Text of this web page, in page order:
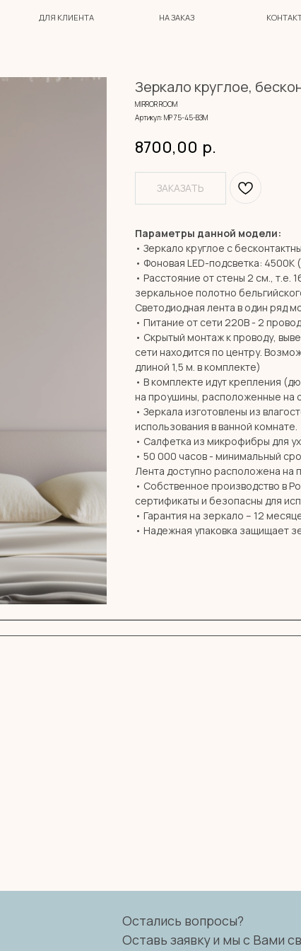
ДЛЯ КЛИЕНТА +7
Зеркало круглое,
MIRROR ROOM
Артикул: МР 75-45-ВЗМ
8700,00 р.
ЗАКАЗАТЬ
Параметры данной модели:
• Зеркало круглое с
• Фоновая LED-подсветка:
• Расстояние от стены 2 см.,
зеркальное полотно
Светодиодная лента в один ряд
• Питание от сети 220В - 2
• Скрытый монтаж к проводу,
сети находится по центру.
длиной 1,5 м. в комплекте)
• В комплекте идут крепления
на проушины, расположенные на
• Зеркала изготовлены из
использования в ванной комнате.
• Салфетка из микрофибры для
• 50 000 часов - минимальный
Лента доступно расположена
• Собственное производство в
сертификаты и безопасны для
• Гарантия на зеркало – 12
• Надежная упаковка защищает
Я согласен с политикой конфиденциальности